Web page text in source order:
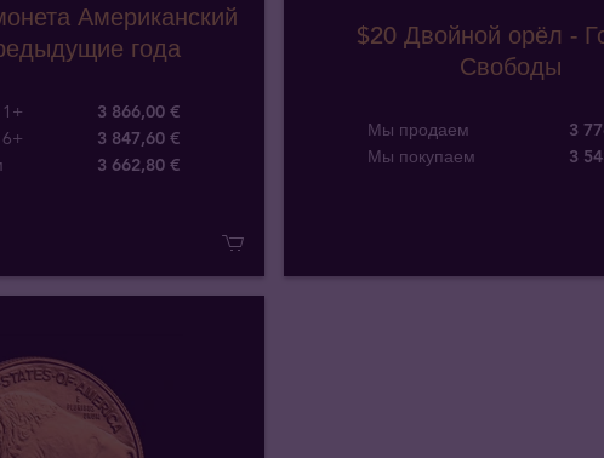
Американский
года
3 866,00 €
3 847,60 €
3 662,80 €
$20 Двойной орёл -
Свободы
Мы продаем
3
Мы покупаем
3